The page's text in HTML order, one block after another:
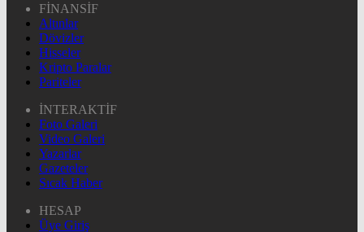
FİNANSİF
Altınlar
Dövizler
Hisseler
Kripto Paralar
Pariteler
İNTERAKTİF
Foto Galeri
Video Galeri
Yazarlar
Gazeteler
Sıcak Haber
HESAP
Üye Giriş